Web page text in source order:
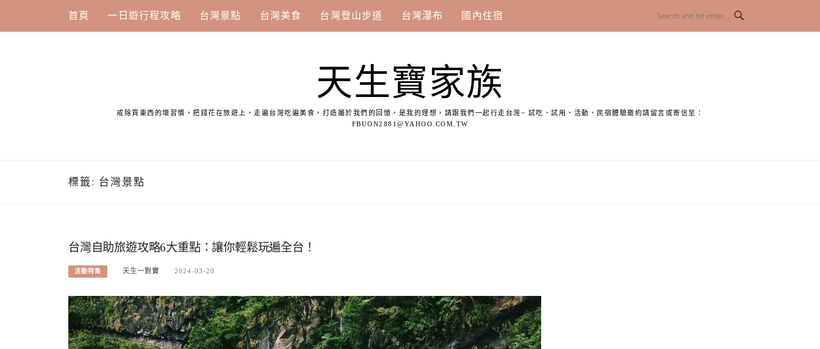
content
首頁 一日遊行程攻略 台灣景點 台灣美食 台灣登山步道 台灣瀑布 國內住宿
天生寶家族
戒除買東西的壞習慣，把錢花在旅遊上，走遍台灣吃遍美食，打造屬於我們的回憶，是我的理想，請跟我們一起行走台灣~ 試吃、試用、活動、民宿體驗邀約請留言或寄信至：
FBUON2881@YAHOO.COM.TW
標籤: 台灣景點
台灣自助旅遊攻略6大重點：讓你輕鬆玩遍全台！
活動特集 天生一對寶 2024-03-20